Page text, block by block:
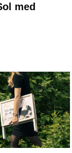
med